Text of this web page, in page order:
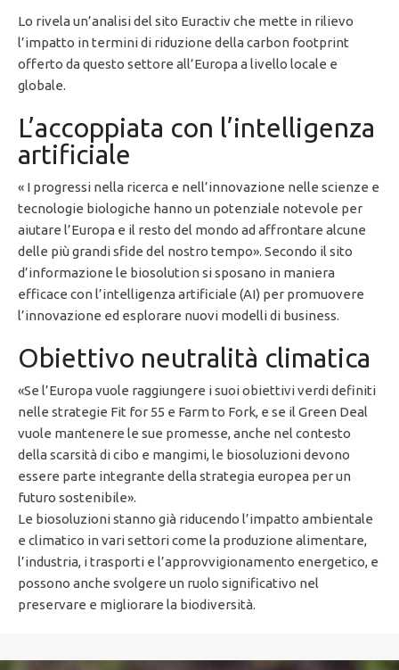
Lo rivela un’analisi del sito Euractiv che mette in rilievo
l’impatto in termini di riduzione della carbon footprint
offerto da questo settore all’Europa a livello locale e
globale.
L’accoppiata con l’intelligenza
artificiale
« I progressi nella ricerca e nell’innovazione nelle scienze e
tecnologie biologiche hanno un potenziale notevole per
aiutare l’Europa e il resto del mondo ad affrontare alcune
delle più grandi sfide del nostro tempo». Secondo il sito
d’informazione le biosolution si sposano in maniera
efficace con l’intelligenza artificiale (AI) per promuovere
l’innovazione ed esplorare nuovi modelli di business.
Obiettivo neutralità climatica
«Se l’Europa vuole raggiungere i suoi obiettivi verdi definiti
nelle strategie Fit for 55 e Farm to Fork, e se il Green Deal
vuole mantenere le sue promesse, anche nel contesto
della scarsità di cibo e mangimi, le biosoluzioni devono
essere parte integrante della strategia europea per un
futuro sostenibile».
Le biosoluzioni stanno già riducendo l’impatto ambientale
e climatico in vari settori come la produzione alimentare,
l’industria, i trasporti e l’approvvigionamento energetico, e
possono anche svolgere un ruolo significativo nel
preservare e migliorare la biodiversità.